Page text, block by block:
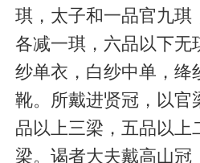
琪，太子和一品官九琪
各减一琪，六品以下无
纱单衣，白纱中单，绛
靴。所戴进贤冠，以官
品以上三梁，五品以上
梁。谒者大夫戴高山冠